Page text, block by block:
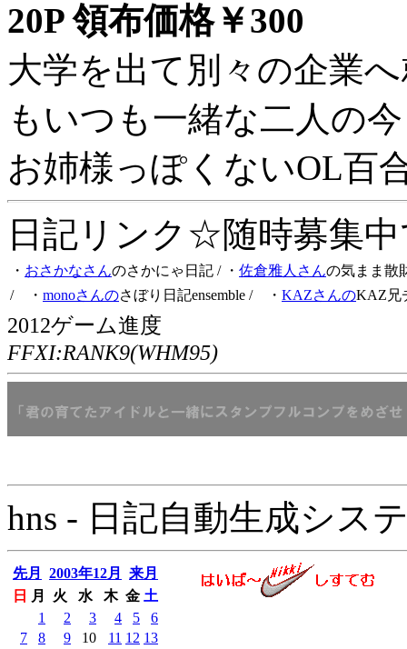
20P 領布価格￥300
大学を出て別々の企業
もいつも一緒な二人の
お姉様っぽくないOL百
日記リンク☆随時募集
・ おさかなさんのさかにゃ日記 / ・ 佐倉雅人さんの気まま散
/ ・ monoさんのさぼり日記ensemble / ・ KAZさんのKAZ兄
2012ゲーム進度
FFXI:RANK9(WHM95)
hns - 日記自動生成シス
先月 2003年12月
来月
日
月 火 水 木 金 土
1
2 3 4 5
6
7
8 9 10 11 12 13